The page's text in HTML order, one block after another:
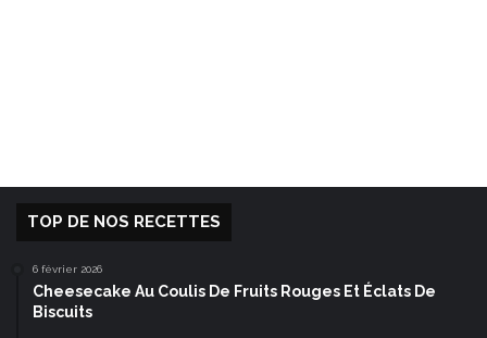
TOP DE NOS RECETTES
6 février 2026
Cheesecake Au Coulis De Fruits Rouges Et Éclats De
Biscuits